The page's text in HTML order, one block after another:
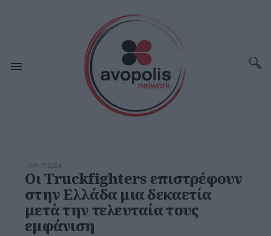
ΙΑΝ 17,2024
Οι Truckfighters επιστρέφουν
στην Ελλάδα μια δεκαετία
μετά την τελευταία τους
εμφάνιση